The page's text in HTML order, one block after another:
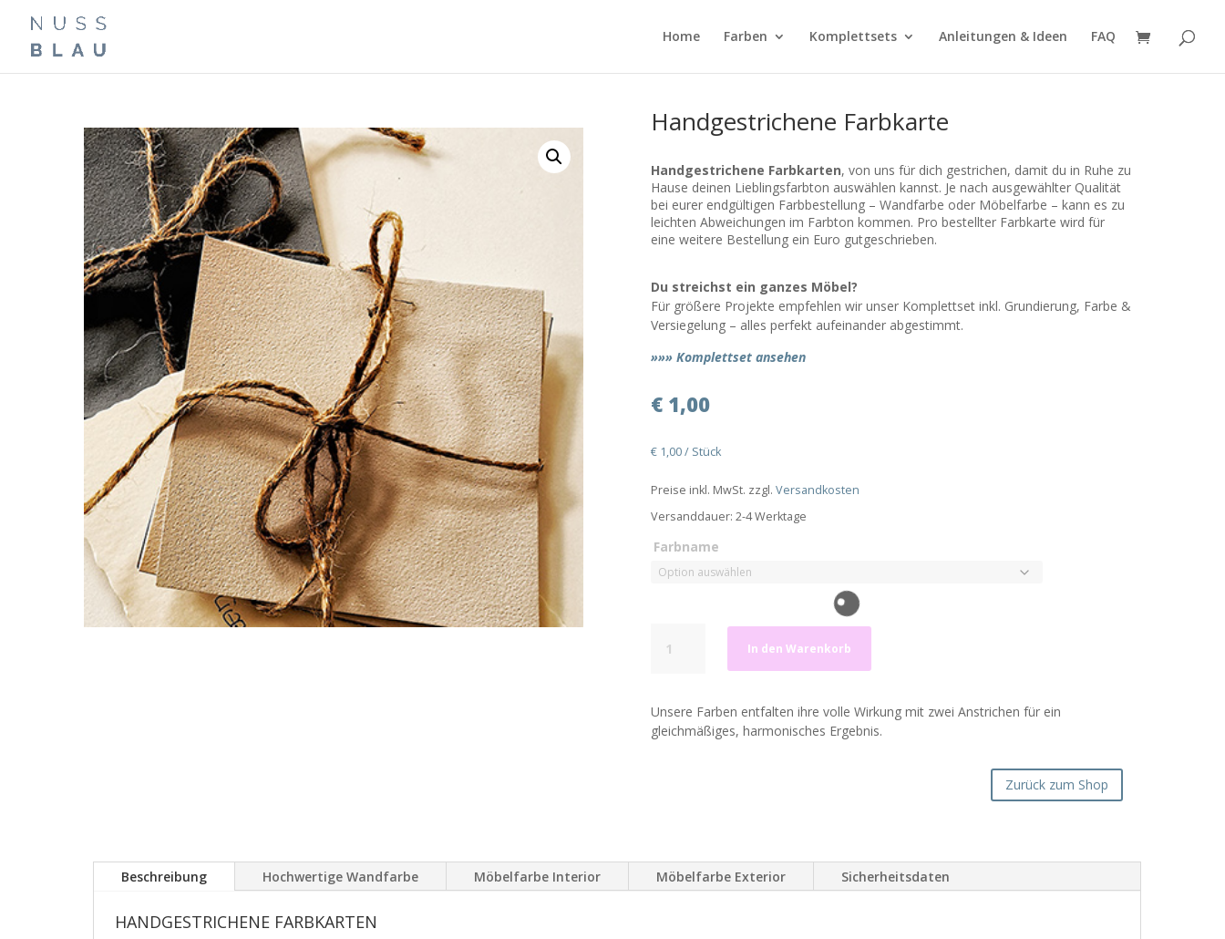
Home Farben Komplettsets Anleitungen & Ideen FAQ
Handgestrichene Farbkarte
Handgestrichene Farbkarten, von uns für dich gestrichen, damit du in Ruhe zu
Hause deinen Lieblingsfarbton auswählen kannst. Je nach ausgewählter Qualität
bei eurer endgültigen Farbbestellung – Wandfarbe oder Möbelfarbe – kann es zu
leichten Abweichungen im Farbton kommen. Pro bestellter Farbkarte wird für
eine weitere Bestellung ein Euro gutgeschrieben.
Du streichst ein ganzes Möbel?
Für größere Projekte empfehlen wir unser Komplettset inkl. Grundierung, Farbe &
Versiegelung – alles perfekt aufeinander abgestimmt.
»»» Komplettset ansehen
€1,00
€1,00/ Stück
Preise inkl. MwSt. zzgl. Versandkosten
Versanddauer: 2-4 Werktage
Farbname
Handgestrichene
Farbkarte
In den Warenkorb
Unsere Farben entfalten ihre volle Wirkung mit zwei Anstrichen für ein
gleichmäßiges, harmonisches Ergebnis.
Zurück zum Shop
Beschreibung Hochwertige Wandfarbe Möbelfarbe Interior Möbelfarbe Exterior Sicherheitsdaten
HANDGESTRICHENE FARBKARTEN